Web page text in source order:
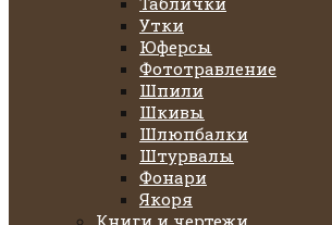
Утки
Юферсы
Фототравление
Шпили
Шкивы
Шлюпбалки
Штурвалы
Фонари
Якоря